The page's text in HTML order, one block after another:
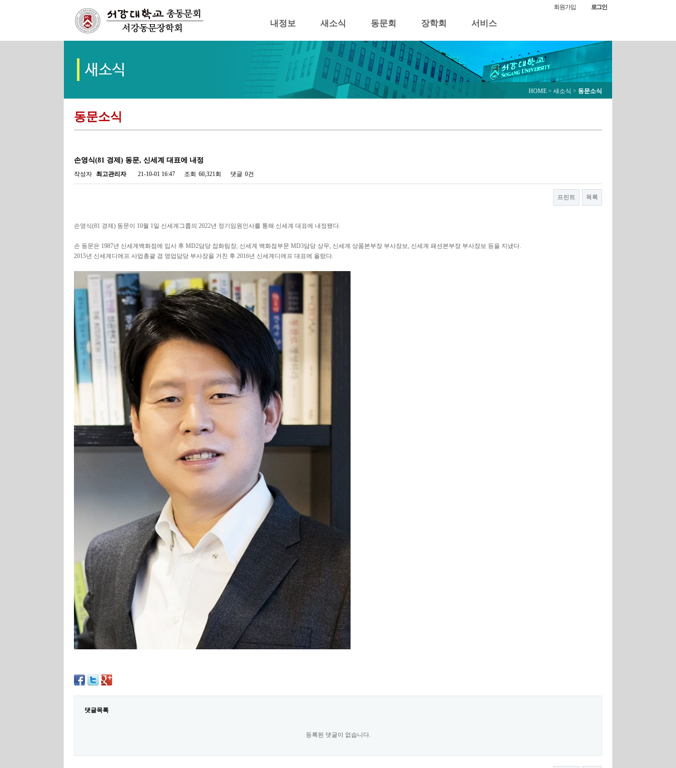
내정보 새소식 동문회 장학회 서비스
회원가입 로그인
HOME > 새소식 > 동문소식
동문소식
손영식(81 경제) 동문, 신세계 대표에 내정
작성자 최고관리자 21-10-01 16:47 조회 60,321회 댓글 0건
프린트 목록
손영식(81 경제) 동문이 10월 1일 신세계그룹의 2022년 정기임원인사를 통해 신세계 대표에 내정됐다.
손 동문은 1987년 신세계백화점에 입사 후 MD2담당 잡화팀장, 신세계 백화점부문 MD3담당 상무, 신세계 상품본부장 부사장보, 신세계 패션본부장 부사장보 등을 지냈다.
2015년 신세계디에프 사업총괄 겸 영업담당 부사장을 거친 후 2016년 신세계디에프 대표에 올랐다.
댓글목록
등록된 댓글이 없습니다.